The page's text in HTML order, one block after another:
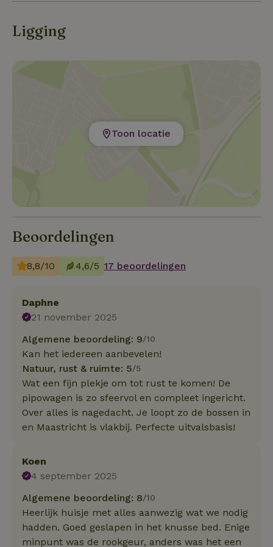
Belgisch Limburg. Vakantie in de bossen en centraal
Ligging
Toon locatie
Beoordelingen
8,8/10 4,6/5 17 beoordelingen
Daphne
21 november 2025
Algemene beoordeling: 9/10
Kan het iedereen aanbevelen!
Natuur, rust & ruimte: 5/5
Wat een fijn plekje om tot rust te komen! De
pipowagen is zo sfeervol en compleet ingericht.
Over alles is nagedacht. Je loopt zo de bossen in
en Maastricht is vlakbij. Perfecte uitvalsbasis!
Koen
4 september 2025
Algemene beoordeling: 8/10
Heerlijk huisje met alles aanwezig wat we nodig
hadden. Goed geslapen in het knusse bed. Enige
minpunt was de rookgeur, anders was het een